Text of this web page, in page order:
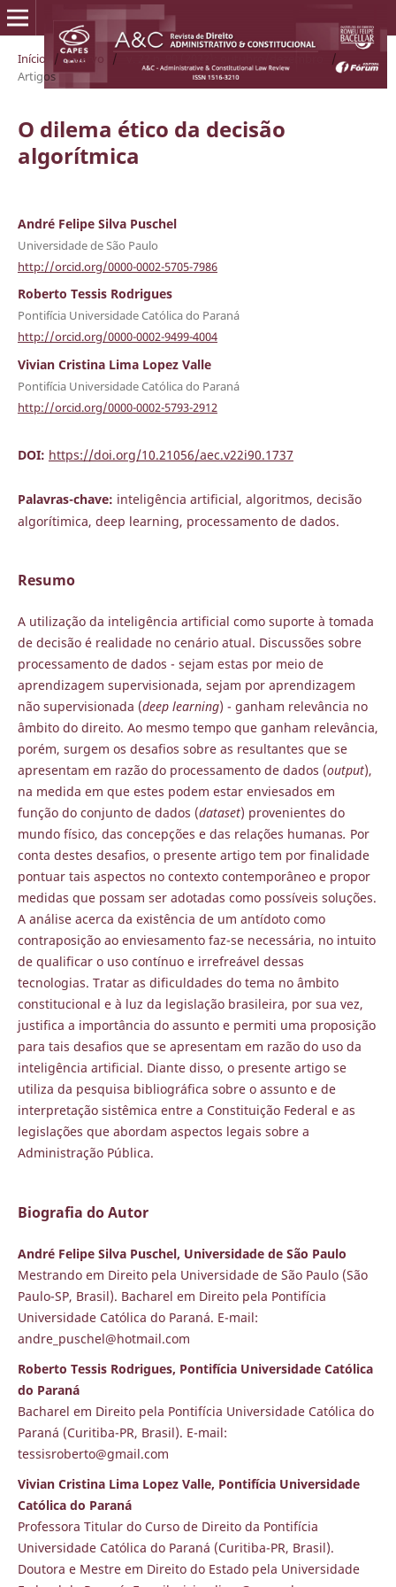
Início / Acervo /
/
Artigos
O dilema ético da decisão
algorítmica
André Felipe Silva Puschel
Universidade de São Paulo
http://orcid.org/0000-0002-5705-7986
Roberto Tessis Rodrigues
Pontifícia Universidade Católica do Paraná
http://orcid.org/0000-0002-9499-4004
Vivian Cristina Lima Lopez Valle
Pontifícia Universidade Católica do Paraná
http://orcid.org/0000-0002-5793-2912
DOI: https://doi.org/10.21056/aec.v22i90.1737
Palavras-chave: inteligência artificial, algoritmos, decisão
algorítimica, deep learning, processamento de dados.
Resumo
A utilização da inteligência artificial como suporte à tomada
de decisão é realidade no cenário atual. Discussões sobre
processamento de dados - sejam estas por meio de
aprendizagem supervisionada, sejam por aprendizagem
não supervisionada (deep learning) - ganham relevância no
âmbito do direito. Ao mesmo tempo que ganham relevância,
porém, surgem os desafios sobre as resultantes que se
apresentam em razão do processamento de dados (output),
na medida em que estes podem estar enviesados em
função do conjunto de dados (dataset) provenientes do
mundo físico, das concepções e das relações humanas. Por
conta destes desafios, o presente artigo tem por finalidade
pontuar tais aspectos no contexto contemporâneo e propor
medidas que possam ser adotadas como possíveis soluções.
A análise acerca da existência de um antídoto como
contraposição ao enviesamento faz-se necessária, no intuito
de qualificar o uso contínuo e irrefreável dessas
tecnologias. Tratar as dificuldades do tema no âmbito
constitucional e à luz da legislação brasileira, por sua vez,
justifica a importância do assunto e permiti uma proposição
para tais desafios que se apresentam em razão do uso da
inteligência artificial. Diante disso, o presente artigo se
utiliza da pesquisa bibliográfica sobre o assunto e de
interpretação sistêmica entre a Constituição Federal e as
legislações que abordam aspectos legais sobre a
Administração Pública.
Biografia do Autor
André Felipe Silva Puschel, Universidade de São Paulo
Mestrando em Direito pela Universidade de São Paulo (São
Paulo-SP, Brasil). Bacharel em Direito pela Pontifícia
Universidade Católica do Paraná. E-mail:
andre_puschel@hotmail.com
Roberto Tessis Rodrigues, Pontifícia Universidade Católica
do Paraná
Bacharel em Direito pela Pontifícia Universidade Católica do
Paraná (Curitiba-PR, Brasil). E-mail:
tessisroberto@gmail.com
Vivian Cristina Lima Lopez Valle, Pontifícia Universidade
Católica do Paraná
Professora Titular do Curso de Direito da Pontifícia
Universidade Católica do Paraná (Curitiba-PR, Brasil).
Doutora e Mestre em Direito do Estado pela Universidade